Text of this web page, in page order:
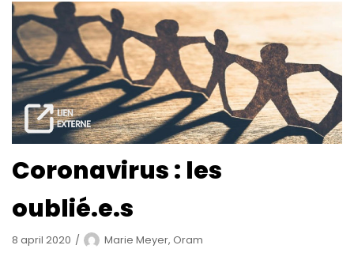
Coronavirus : les
oublié.e.s
8 april 2020 Marie Meyer, Oram